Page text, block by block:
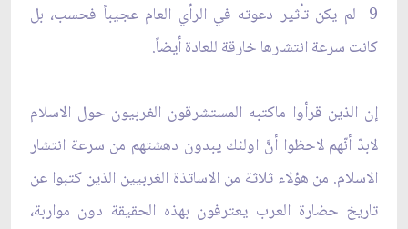
9- لم يكن تأثير دعوته في الرأي العام عجيباً فحسب، بل
كانت سرعة انتشارها خارقة للعادة أيضاً.
إن الذين قرأوا ماكتبه المستشرقون الغربيون حول الاسلام
لابدّ أنّهم لاحظوا أنَّ اولئك يبدون دهشتهم من سرعة انتشار
الاسلام. من هؤلاء ثلاثة من الاساتذة الغربيين الذين كتبوا عن
تاريخ حضارة العرب يعترفون بهذه الحقيقة دون مواربة،